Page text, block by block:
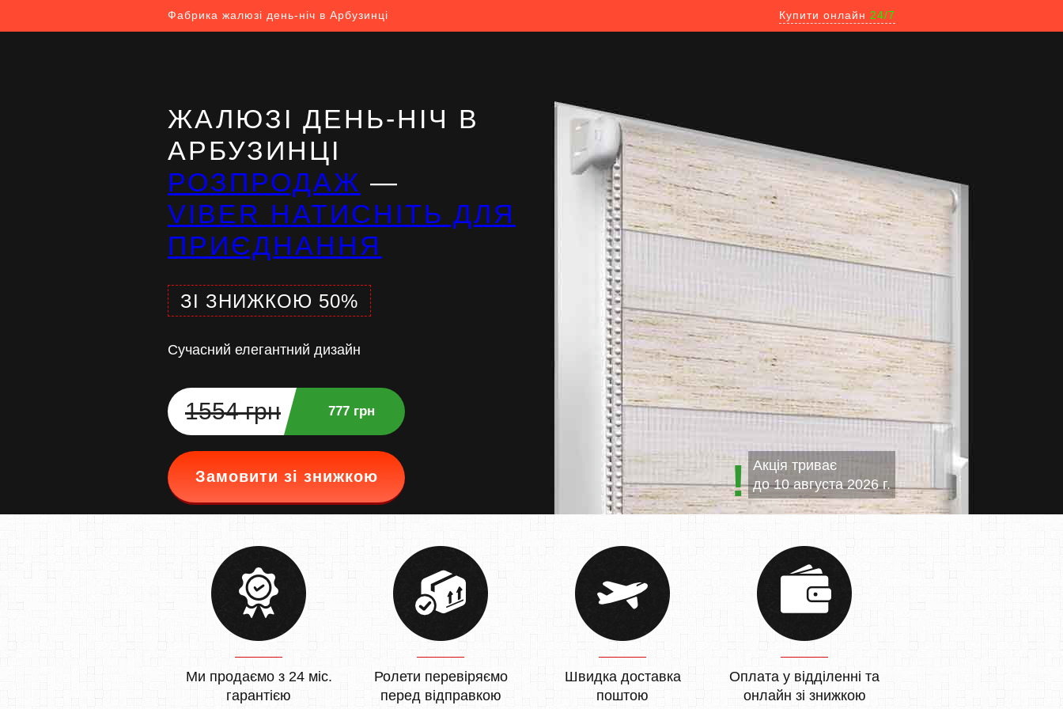
Фабрика жалюзі день-ніч в Арбузинці Купити онлайн 24/7
ЖАЛЮЗІ ДЕНЬ-НІЧ В
АРБУЗИНЦІ
РОЗПРОДАЖ —
VIBER НАТИСНІТЬ ДЛЯ
ПРИЄДНАННЯ
ЗІ ЗНИЖКОЮ 50%
Сучасний елегантний дизайн
1554 грн 777 грн
Замовити зі знижкою
Акція триває
до10 августа 2026 г.
Ми продаємо з 24 міс.
гарантією
Ролети перевіряємо
перед відправкою
Швидка доставка
поштою
Оплата у відділенні та
онлайн зі знижкою